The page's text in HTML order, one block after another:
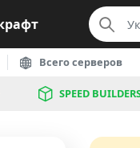
Всего серверов
SPEED